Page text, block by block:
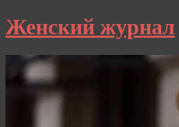
Женский журнал